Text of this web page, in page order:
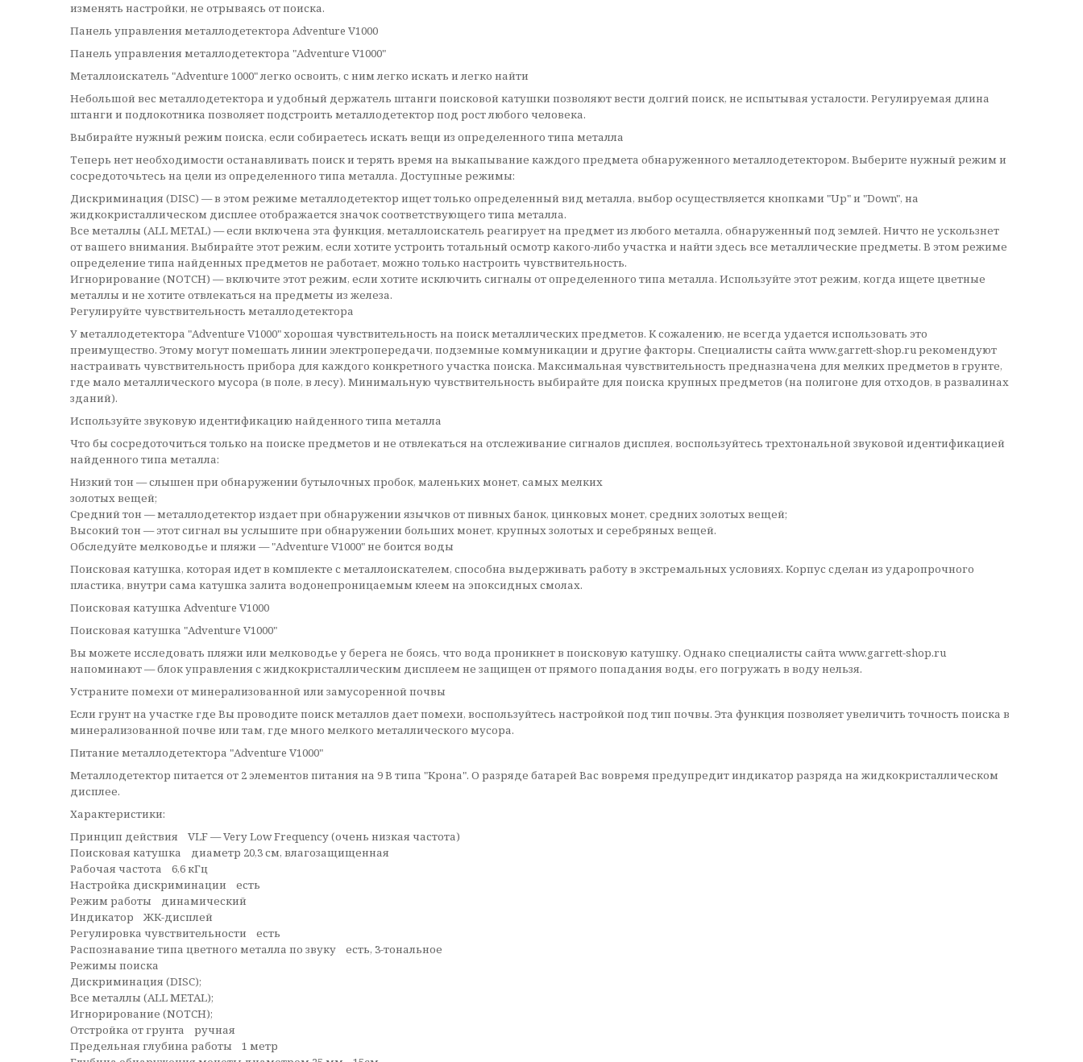
изменять настройки, не отрываясь от поиска.
Панель управления металлодетектора Adventure V1000
Панель управления металлодетектора "Adventure V1000"
Металлоискатель "Adventure 1000" легко освоить, с ним легко искать и легко найти
Небольшой вес металлодетектора и удобный держатель штанги поисковой катушки позволяют вести долгий поиск, не испытывая усталости. Регулируемая длина
штанги и подлокотника позволяет подстроить металлодетектор под рост любого человека.
Выбирайте нужный режим поиска, если собираетесь искать вещи из определенного типа металла
Теперь нет необходимости останавливать поиск и терять время на выкапывание каждого предмета обнаруженного металлодетектором. Выберите нужный режим и
сосредоточьтесь на цели из определенного типа металла. Доступные режимы:
Дискриминация (DISC) — в этом режиме металлодетектор ищет только определенный вид металла, выбор осуществляется кнопками "Up" и "Down", на
жидкокристаллическом дисплее отображается значок соответствующего типа металла.
Все металлы (ALL METAL) — если включена эта функция, металлоискатель реагирует на предмет из любого металла, обнаруженный под землей. Ничто не ускользнет
от вашего внимания. Выбирайте этот режим, если хотите устроить тотальный осмотр какого-либо участка и найти здесь все металлические предметы. В этом режиме
определение типа найденных предметов не работает, можно только настроить чувствительность.
Игнорирование (NOTCH) — включите этот режим, если хотите исключить сигналы от определенного типа металла. Используйте этот режим, когда ищете цветные
металлы и не хотите отвлекаться на предметы из железа.
Регулируйте чувствительность металлодетектора
У металлодетектора "Adventure V1000" хорошая чувствительность на поиск металлических предметов. К сожалению, не всегда удается использовать это
преимущество. Этому могут помешать линии электропередачи, подземные коммуникации и другие факторы. Специалисты сайта www.garrett-shop.ru рекомендуют
настраивать чувствительность прибора для каждого конкретного участка поиска. Максимальная чувствительность предназначена для мелких предметов в грунте,
где мало металлического мусора (в поле, в лесу). Минимальную чувствительность выбирайте для поиска крупных предметов (на полигоне для отходов, в развалинах
зданий).
Используйте звуковую идентификацию найденного типа металла
Что бы сосредоточиться только на поиске предметов и не отвлекаться на отслеживание сигналов дисплея, воспользуйтесь трехтональной звуковой идентификацией
найденного типа металла:
Низкий тон — слышен при обнаружении бутылочных пробок, маленьких монет, самых мелких
золотых вещей;
Средний тон — металлодетектор издает при обнаружении язычков от пивных банок, цинковых монет, средних золотых вещей;
Высокий тон — этот сигнал вы услышите при обнаружении больших монет, крупных золотых и серебряных вещей.
Обследуйте мелководье и пляжи — "Adventure V1000" не боится воды
Поисковая катушка, которая идет в комплекте с металлоискателем, способна выдерживать работу в экстремальных условиях. Корпус сделан из ударопрочного
пластика, внутри сама катушка залита водонепроницаемым клеем на эпоксидных смолах.
Поисковая катушка Adventure V1000
Поисковая катушка "Adventure V1000"
Вы можете исследовать пляжи или мелководье у берега не боясь, что вода проникнет в поисковую катушку. Однако специалисты сайта www.garrett-shop.ru
напоминают — блок управления с жидкокристаллическим дисплеем не защищен от прямого попадания воды, его погружать в воду нельзя.
Устраните помехи от минерализованной или замусоренной почвы
Если грунт на участке где Вы проводите поиск металлов дает помехи, воспользуйтесь настройкой под тип почвы. Эта функция позволяет увеличить точность поиска в
минерализованной почве или там, где много мелкого металлического мусора.
Питание металлодетектора "Adventure V1000"
Металлодетектор питается от 2 элементов питания на 9 В типа "Крона". О разряде батарей Вас вовремя предупредит индикатор разряда на жидкокристаллическом
дисплее.
Характеристики:
Принцип действия VLF — Very Low Frequency (очень низкая частота)
Поисковая катушка диаметр 20,3 см, влагозащищенная
Рабочая частота 6,6 кГц
Настройка дискриминации есть
Режим работы динамический
Индикатор ЖК-дисплей
Регулировка чувствительности есть
Распознавание типа цветного металла по звуку есть, 3-тональное
Режимы поиска
Дискриминация (DISC);
Все металлы (ALL METAL);
Игнорирование (NOTCH);
Отстройка от грунта ручная
Предельная глубина работы 1 метр